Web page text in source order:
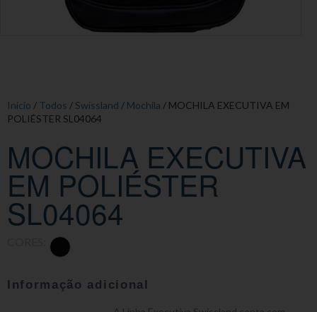
Início / Todos / Swissland / Mochila / MOCHILA EXECUTIVA EM
POLIÉSTER SL04064
MOCHILA EXECUTIVA
EM POLIÉSTER
SL04064
Informação adicional